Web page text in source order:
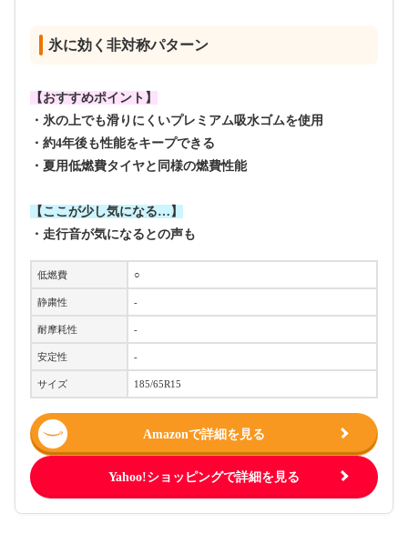
氷に効く非対称パターン
【おすすめポイント】
・氷の上でも滑りにくいプレミアム吸水ゴムを使用
・約4年後も性能をキープできる
・夏用低燃費タイヤと同様の燃費性能
【ここが少し気になる…】
・走行音が気になるとの声も
低燃費 ○
静粛性 -
耐摩耗性 -
安定性 -
サイズ 185/65R15
Amazonで詳細を見る
Yahoo!ショッピングで詳細を見る